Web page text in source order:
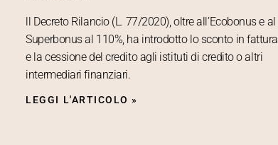
ll Decreto Rilancio (L. 77/2020), oltre all’Ecobonus e al
Superbonus al 110%, ha introdotto lo sconto in fattura
e la cessione del credito agli istituti di credito o altri
intermediari finanziari.
LEGGI L'ARTICOLO »